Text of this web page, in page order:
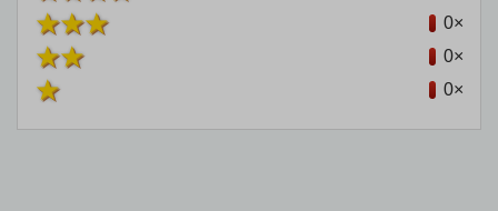
0×
0×
0×